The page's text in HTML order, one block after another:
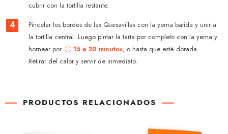
cubrir con la tortilla restante.
4
Pincelar los bordes de las Quesavillas con la yema batida y unir a
la tortilla central. Luego pintar la tarta por completo con la yema y
hornear por
15 a 20 minutos, o hasta que esté dorada.
Retirar del calor y servir de inmediato.
PRODUCTOS RELACIONADOS